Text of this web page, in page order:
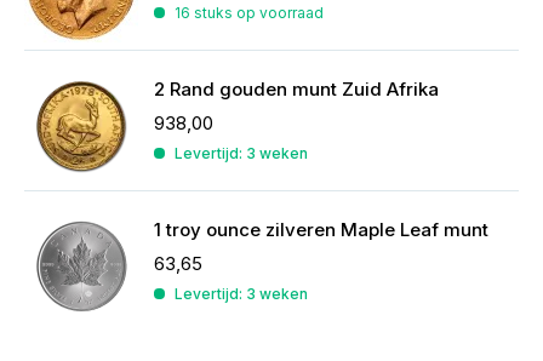
16 stuks op voorraad
2 Rand gouden munt Zuid Afrika
938,00
Levertijd: 3 weken
1 troy ounce zilveren Maple Leaf munt
63,65
Levertijd: 3 weken